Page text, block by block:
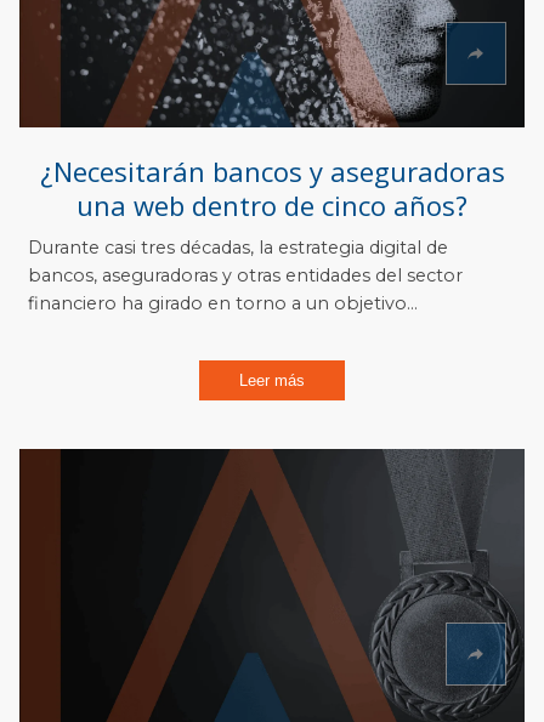
¿Necesitarán bancos y aseguradoras
una web dentro de cinco años?
Durante casi tres décadas, la estrategia digital de
bancos, aseguradoras y otras entidades del sector
financiero ha girado en torno a un objetivo...
Leer más